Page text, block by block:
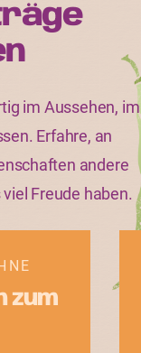
im Aussehen, im
Erfahre, an
andere
Freude haben.
zum